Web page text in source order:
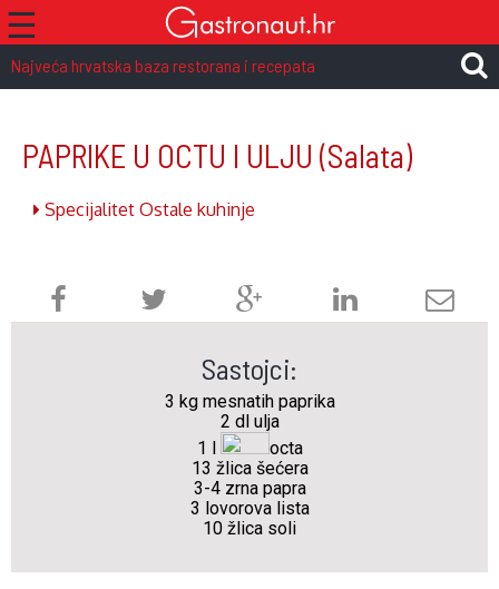
☰
Najveća hrvatska baza restorana i recepata
PAPRIKE U OCTU I ULJU (Salata)
Specijalitet Ostale kuhinje
Sastojci:
3 kg mesnatih paprika
2 dl ulja
1 l
octa
13 žlica šećera
3-4 zrna papra
3 lovorova lista
10 žlica soli